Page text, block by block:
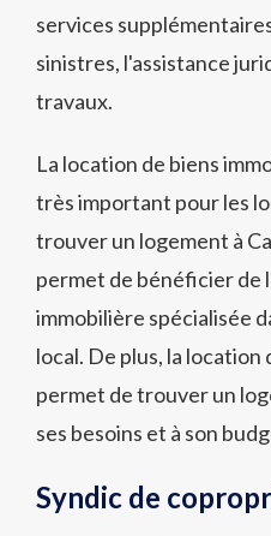
services
sinistres, l'assistance
travaux.
La location de biens
très important pour les
trouver un logement à
permet de bénéficier de
immobilière spécialisée
local. De plus, la location
permet de trouver un
ses besoins et à son
Syndic de